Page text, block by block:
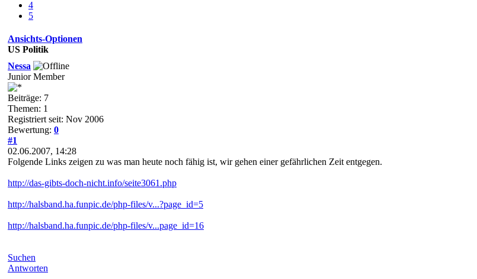
4
5
Ansichts-Optionen
US Politik
Nessa
Junior Member
Beiträge: 7
Themen: 1
Registriert seit: Nov 2006
Bewertung: 0
#1
02.06.2007, 14:28
Folgende Links zeigen zu was man heute noch fähig ist, wir gehen einer gefährlichen Zeit entgegen.
http://das-gibts-doch-nicht.info/seite3061.php
http://halsband.ha.funpic.de/php-files/v...?page_id=5
http://halsband.ha.funpic.de/php-files/v...page_id=16
Suchen
Antworten